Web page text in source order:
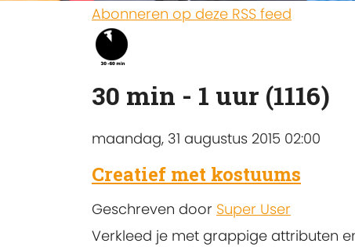
Abonneren op deze RSS feed
30 min - 1 uur (1116)
maandag, 31 augustus 2015 02:00
Creatief met kostuums
Geschreven door Super User
Verkleed je met grappige attributen